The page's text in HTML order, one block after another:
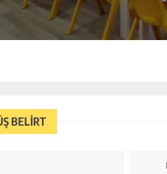
BELİRT